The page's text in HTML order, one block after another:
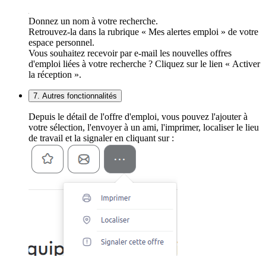
Donnez un nom à votre recherche.
Retrouvez-la dans la rubrique « Mes alertes emploi » de votre
espace personnel.
Vous souhaitez recevoir par e-mail les nouvelles offres
d'emploi liées à votre recherche ? Cliquez sur le lien « Activer
la réception ».
7. Autres fonctionnalités
Depuis le détail de l'offre d'emploi, vous pouvez l'ajouter à
votre sélection, l'envoyer à un ami, l'imprimer, localiser le lieu
de travail et la signaler en cliquant sur :